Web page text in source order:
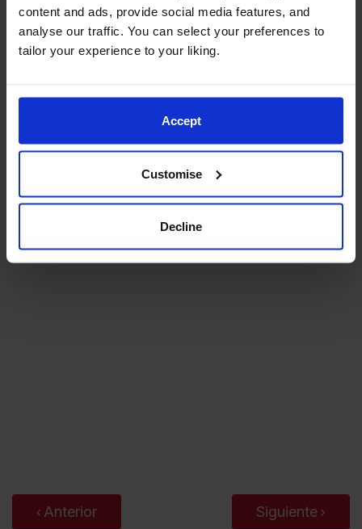
content and ads, provide social media features, and
analyse our traffic. You can select your preferences to
tailor your experience to your liking.
Accept
Customise
Decline
Anterior Siguiente